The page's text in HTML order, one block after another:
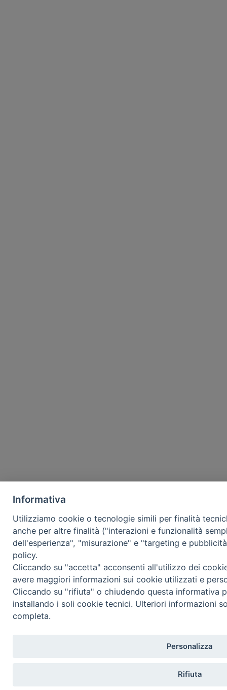
Informativa
Utilizziamo cookie o tecnologie simili per finalità
anche per altre finalità ("interazioni e funzionalità
dell'esperienza", "misurazione" e "targeting e
policy.
Cliccando su "accetta" acconsenti all'utilizzo dei
avere maggiori informazioni sui cookie utilizzati e
Cliccando su "rifiuta" o chiudendo questa informativa
installando i soli cookie tecnici. Ulteriori informazioni
completa.
Personalizza
Rifiuta